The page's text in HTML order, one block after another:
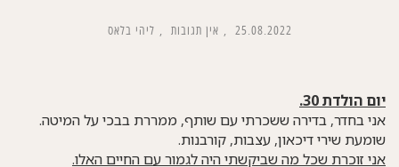
25.08.2022 אין תגובות ליהי בלאס
יום הולדת 30.
אני בחדר, בדירה ששכרתי עם שותף, ממררת בבכי על המיטה.
שומעת שירי דיכאון, עצבות, קורבנות.
אני זוכרת שכל מה שביקשתי היה לגמור עם החיים האלו.